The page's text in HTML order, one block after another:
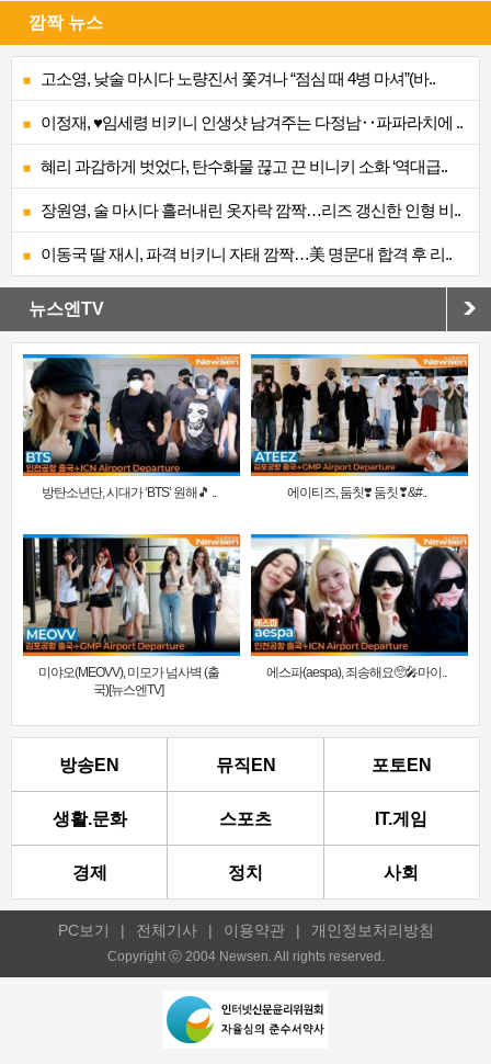
깜짝 뉴스
고소영, 낮술 마시다 노량진서 쫓겨나 “점심 때 4병 마셔”(바..
이정재, ♥임세령 비키니 인생샷 남겨주는 다정남‥파파라치에 ..
혜리 과감하게 벗었다, 탄수화물 끊고 끈 비니키 소화 ‘역대급..
장원영, 술 마시다 흘러내린 옷자락 깜짝…리즈 갱신한 인형 비..
이동국 딸 재시, 파격 비키니 자태 깜짝…美 명문대 합격 후 리..
뉴스엔TV
방탄소년단, 시대가 ‘BTS’ 원해🎵 .. 에이티즈, 둠칫❣️ 둠칫❣&#..
미야오(MEOVV), 미모가 넘사벽 (출
국)[뉴스엔TV]
에스파(aespa), 죄송해요🥺🎤마이..
방송EN 뮤직EN 포토EN
생활.문화 스포츠 IT.게임
경제 정치 사회
PC보기 | 전체기사 | 이용약관 | 개인정보처리방침
Copyright ⓒ 2004 Newsen. All rights reserved.